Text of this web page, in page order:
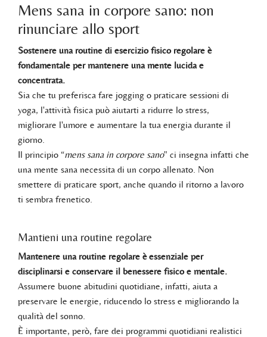
Mens sana in corpore sano: non
rinunciare allo sport
Sostenere una routine di esercizio fisico regolare è
fondamentale per mantenere una mente lucida e
concentrata.
Sia che tu preferisca fare jogging o praticare sessioni di
yoga, l'attività fisica può aiutarti a ridurre lo stress,
migliorare l'umore e aumentare la tua energia durante il
giorno.
Il principio “mens sana in corpore sano" ci insegna infatti che
una mente sana necessita di un corpo allenato. Non
smettere di praticare sport, anche quando il ritorno a lavoro
ti sembra frenetico.
Mantieni una routine regolare
Mantenere una routine regolare è essenziale per
disciplinarsi e conservare il benessere fisico e mentale.
Assumere buone abitudini quotidiane, infatti, aiuta a
preservare le energie, riducendo lo stress e migliorando la
qualità del sonno.
È importante, però, fare dei programmi quotidiani realistici